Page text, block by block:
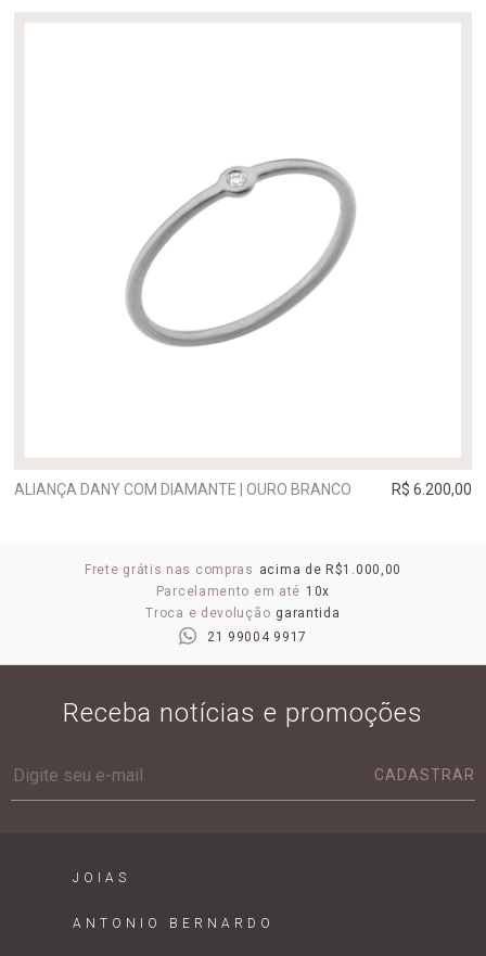
ALIANÇA DANY COM DIAMANTE | OURO BRANCO R$ 6.200,00
Frete grátis nas compras acima de R$1.000,00
Parcelamento em até 10x
Troca e devolução garantida
21 99004 9917
Receba notícias e promoções
CADASTRAR
JOIAS
ANTONIO BERNARDO